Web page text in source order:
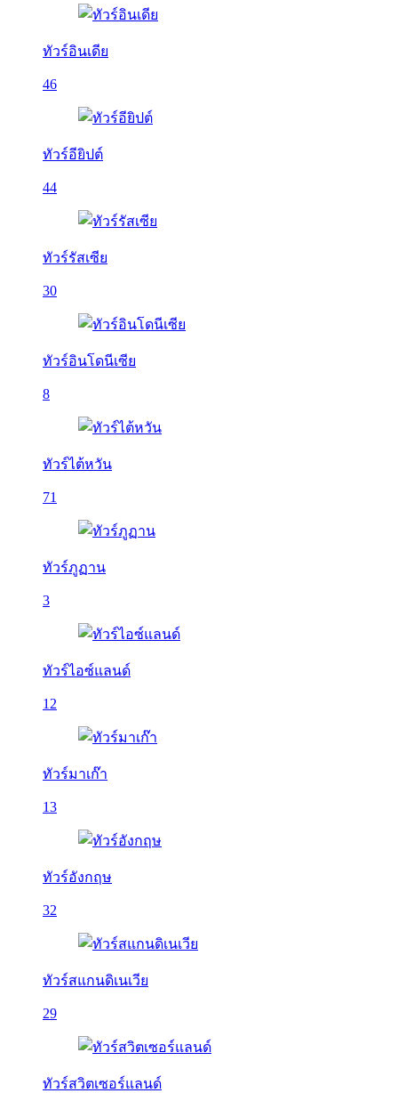
ทัวร์อินเดีย
46
ทัวร์อียิปต์
44
ทัวร์รัสเซีย
30
ทัวร์อินโดนีเซีย
8
ทัวร์ไต้หวัน
71
ทัวร์ภูฏาน
3
ทัวร์ไอซ์แลนด์
12
ทัวร์มาเก๊า
13
ทัวร์อังกฤษ
32
ทัวร์สแกนดิเนเวีย
29
ทัวร์สวิตเซอร์แลนด์